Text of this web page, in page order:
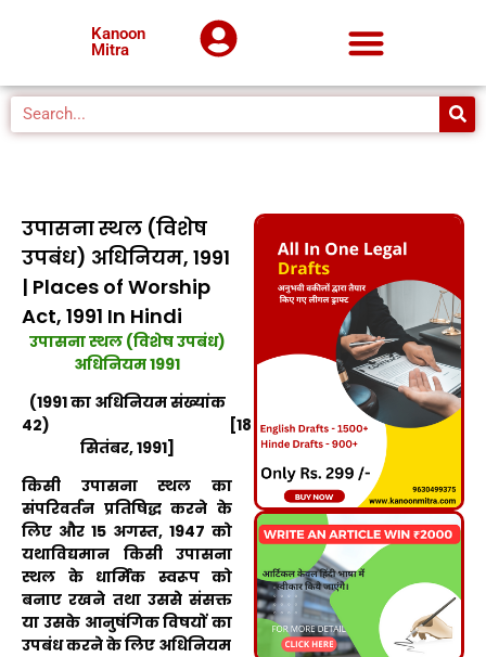
Kanoon
Mitra
उपासना स्थल (विशेष
उपबंध) अधिनियम, 1991
| Places of Worship
Act, 1991 In Hindi
उपासना स्थल (विशेष उपबंध)
अधिनियम 1991
(1991 का अधिनियम संख्यांक
42) [18
सितंबर, 1991]
किसी उपासना स्थल का
संपरिवर्तन प्रतिषिद्ध करने के
लिए और 15 अगस्त, 1947 को
यथाविद्यमान किसी उपासना
स्थल के धार्मिक स्वरूप को
बनाए रखने तथा उससे संसक्त
या उसके आनुषंगिक विषयों का
उपबंध करने के लिए अधिनियम